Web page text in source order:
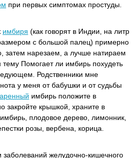
при первых симптомах простуды.
имбиря (как говорят в Индии, на литр
с большой палец) примерно
затем нарезаем, а лучше натираем
Помогает ли имбирь похудеть
Родственники мне
у меня от бабушки и от судьбы
имбирь положите в
закройте крышкой, храните в
плодовое дерево, лимонник,
розы, вербена, корица.
желудочно-кишечного